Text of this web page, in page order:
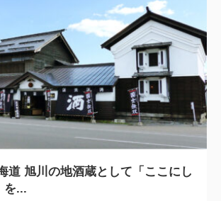
道 旭川の地酒蔵として「ここにし
を...